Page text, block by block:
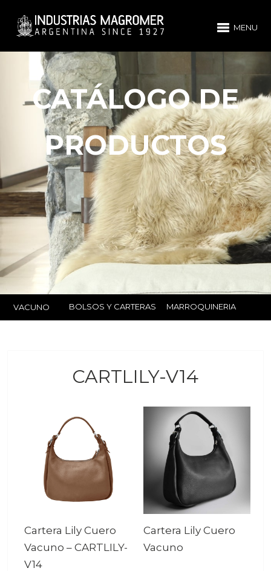
MENU
CATÁLOGO DE
PRODUCTOS
VACUNO BOLSOS Y CARTERAS MARROQUINERIA
CARTLILY-V14
Cartera Lily Cuero
Vacuno –CARTLILY-
V14
Cartera Lily Cuero
Vacuno